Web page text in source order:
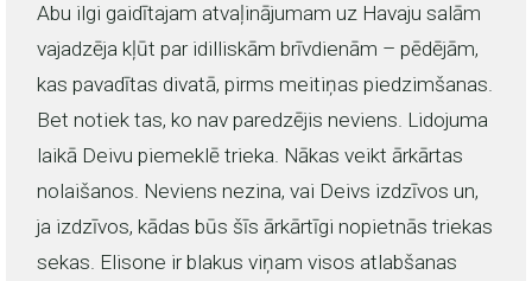
Abu ilgi gaidītajam atvaļinājumam uz Havaju salām
vajadzēja kļūt par idilliskām brīvdienām – pēdējām,
kas pavadītas divatā, pirms meitiņas piedzimšanas.
Bet notiek tas, ko nav paredzējis neviens. Lidojuma
laikā Deivu piemeklē trieka. Nākas veikt ārkārtas
nolaišanos. Neviens nezina, vai Deivs izdzīvos un,
ja izdzīvos, kādas būs šīs ārkārtīgi nopietnās triekas
sekas. Elisone ir blakus viņam visos atlabšanas